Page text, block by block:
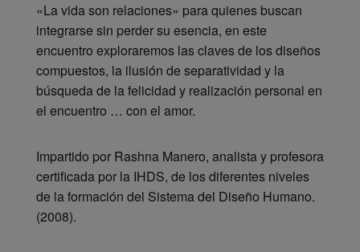
«La vida son relaciones» para quienes buscan
integrarse sin perder su esencia, en este
encuentro exploraremos las claves de los diseños
compuestos, la ilusión de separatividad y la
búsqueda de la felicidad y realización personal en
el encuentro … con el amor.
Impartido por Rashna Manero, analista y profesora
certificada por la IHDS, de los diferentes niveles
de la formación del Sistema del Diseño Humano.
(2008).